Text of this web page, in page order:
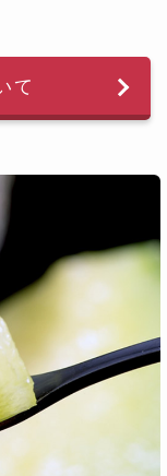
て